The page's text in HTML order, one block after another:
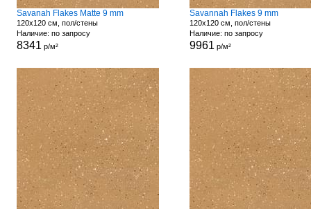
Savanah Flakes Matte 9 mm
120x120 см, пол/стены
Наличие: по запросу
8341 р/м²
Savannah Flakes 9 mm
120x120 см, пол/стены
Наличие: по запросу
9961 р/м²